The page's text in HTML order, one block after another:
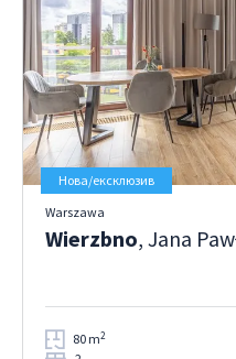
Нова/ексклюзив
Warszawa
Wierzbno, Jana
80 m2